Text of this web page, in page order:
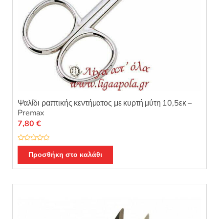
Ψαλίδι ραπτικής κεντήματος με κυρτή μύτη 10,5εκ –
Premax
Β
μ
ο
7,80 €
Προσθήκη στο καλάθι